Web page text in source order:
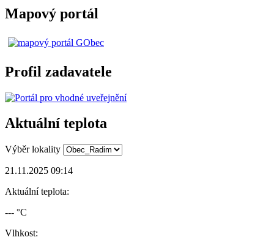
Mapový portál
Profil zadavatele
Aktuální teplota
Výběr lokality
21.11.2025 09:14
Aktuální teplota:
--- °C
Vlhkost: